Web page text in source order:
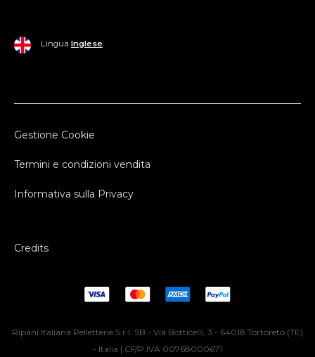
Lingua Inglese
Gestione Cookie
Termini e condizioni vendita
Informativa sulla Privacy
Credits
Ripani Italiana Pelletterie S.r.l. SB - Via Botticelli, 3 - 64018 Tortoreto (TE)
- Italia | CF/P.IVA 00768000671